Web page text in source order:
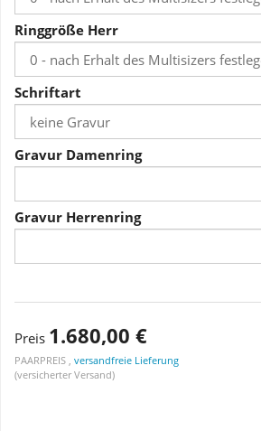
Ringgröße Herr
Schriftart
Gravur Damenring
Gravur Herrenring
Preis 1.680,00 €
PAARPREIS , versandfreie Lieferung
(versicherter Versand)